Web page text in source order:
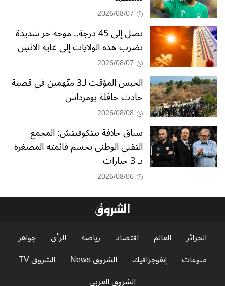
2026/08/07
تصل إلى 45 درجة.. موجة حر شديدة
تضرب هذه الولايات إلى غاية الاثنين
2026/08/07
الحبس المؤقت لـ3 متّهمين في قضية
حادث حافلة بومرداس
2026/08/08
سباق خلافة بيتكوفيتش: المجمع
التقني الوطني يحسم قائمته المصغرة
بـ 3 خيارات
2026/08/06
الجزائر العالم اقتصاد رياضة الرأي
جواهر
منوعات
إنفوجرافيك الشروق News
الشروق TV
الشروق العربي